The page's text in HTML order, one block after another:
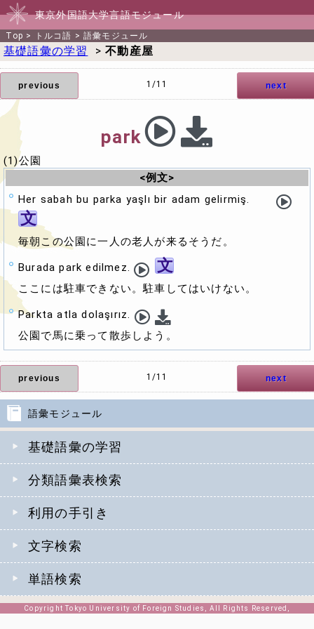
東京外国語大学言語モジュール
Top > トルコ語 >語彙モジュール
語彙モジュール
基礎語彙の学習
分類語彙表検索
利用の手引き
文字検索
単語検索
基礎語彙の学習 >不動産屋
previous next
1/11
park
(1)公園
<例文>
Her sabah bu parka yaşlı bir adam gelirmiş.
文
毎朝この公園に一人の老人が来るそうだ。
Burada park edilmez. 文
ここには駐車できない。駐車してはいけない。
Parkta atla dolaşırız.
公園で馬に乗って散歩しよう。
previous next
1/11
Copyright Tokyo University of Foreign Studies, All Rights Reserved,